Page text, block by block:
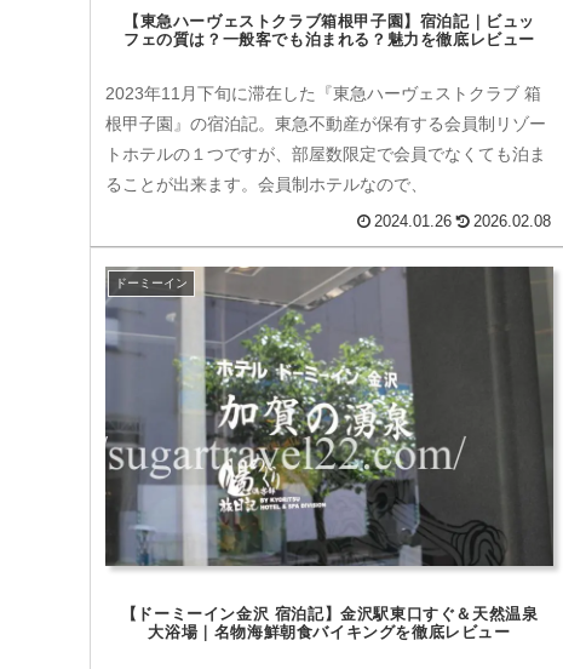
【東急ハーヴェストクラブ箱根甲子園】宿泊記｜ビュッ
フェの質は？一般客でも泊まれる？魅力を徹底レビュー
2023年11月下旬に滞在した『東急ハーヴェストクラブ 箱
根甲子園』の宿泊記。東急不動産が保有する会員制リゾー
トホテルの１つですが、部屋数限定で会員でなくても泊ま
ることが出来ます。会員制ホテルなので、
2024.01.26 2026.02.08
ドーミーイン
【ドーミーイン金沢 宿泊記】金沢駅東口すぐ＆天然温泉
大浴場｜名物海鮮朝食バイキングを徹底レビュー